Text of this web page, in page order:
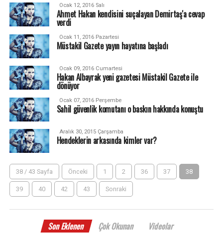
Ocak 12, 2016 Salı
Ahmet Hakan kendisini suçalayan Demirtaş'a cevap
verdi
Ocak 11, 2016 Pazartesi
Müstakil Gazete yayın hayatına başladı
Ocak 09, 2016 Cumartesi
Hakan Albayrak yeni gazetesi Müstakil Gazete ile
dönüyor
Ocak 07, 2016 Perşembe
Sahil güvenlik komutanı o baskın hakkında konuştu
Aralık 30, 2015 Çarşamba
Hendeklerin arkasında kimler var?
38 / 43 Sayfa Önceki 1 2 36 37 38
39 40 42 43 Sonraki
Son Eklenen Çok Okunan Videolar